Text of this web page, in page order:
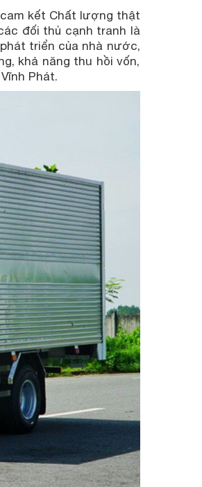
kết Chất lượng thật
đối thủ cạnh tranh là
triển của nhà nước,
khả năng thu hồi vốn,
Phát.